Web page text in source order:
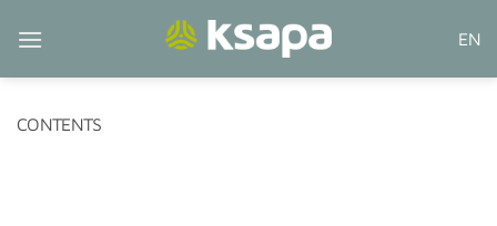
EN
CONTENTS